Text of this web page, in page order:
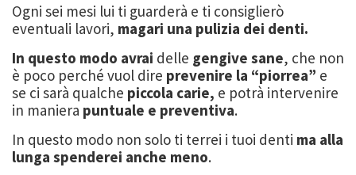
Ogni sei mesi lui ti guarderà e ti consiglierò
eventuali lavori, magari una pulizia dei denti.
In questo modo avrai delle gengive sane, che non
è poco perché vuol dire prevenire la “piorrea” e
se ci sarà qualche piccola carie, e potrà intervenire
in maniera puntuale e preventiva.
In questo modo non solo ti terrei i tuoi denti ma alla
lunga spenderei anche meno.